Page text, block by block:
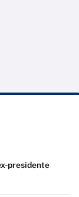
presidente